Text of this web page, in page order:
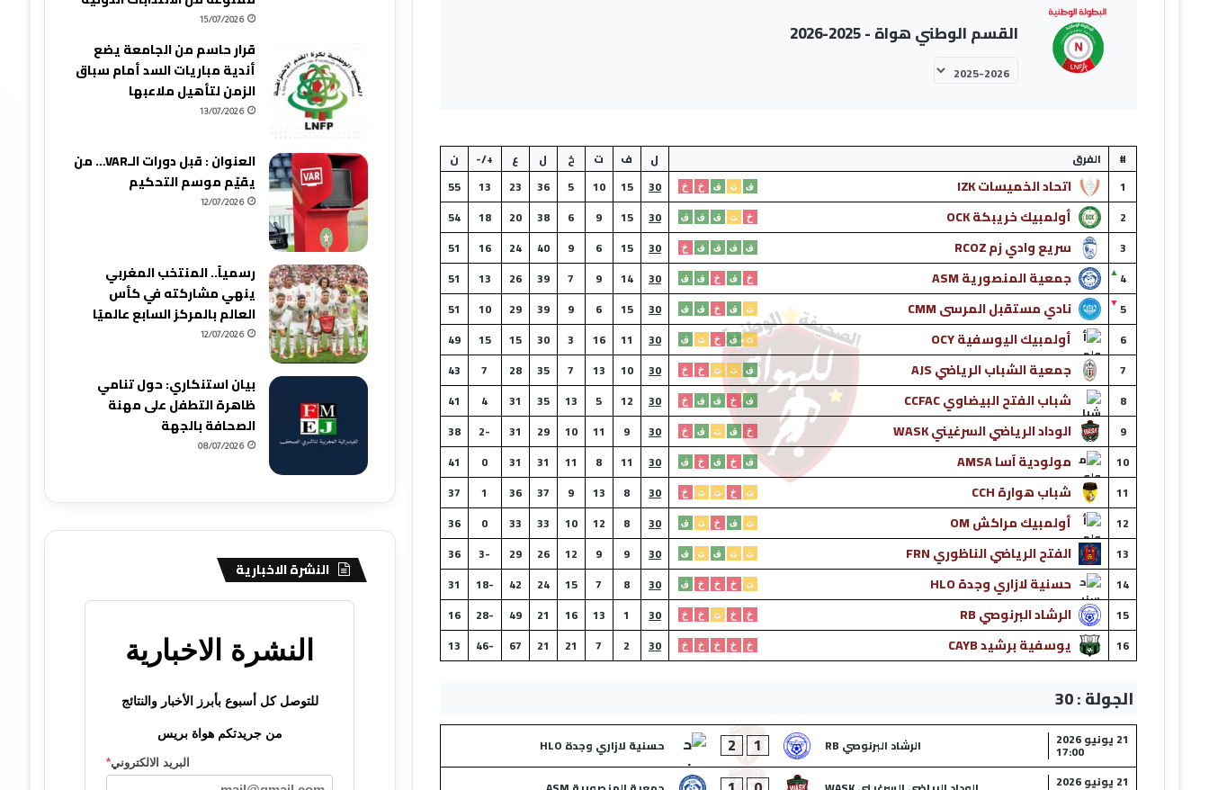
القسم الوطني هواة - 2025-2026
# الفرق ل ف ت خ ل ع +/-
ن
1
اتحاد الخميسات IZK ف ت ف خ خ 30
15
10
5
36
23
13
55
2
أولمبيك خريبكة OCK خ ت ف ف ف 30
15
9
6
38
20
18
54
3
سريع وادي زم RCOZ ف ف ف ف خ 30
15
6
9
40
24
16
51
4
▲ جمعية المنصورية ASM خ ف خ ف ف 30
14
9
7
39
26
13
51
5
▼ نادي مستقبل المرسى CMM ت ف خ ف ف 30
15
6
9
39
29
10
51
6
أولمبيك اليوسفية OCY ت ف خ ت ف 30
11
16
3
30
15
15
49
7
جمعية الشباب الرياضي AJS ف ت ت خ خ 30
10
13
7
35
28
7
43
8
شباب الفتح البيضاوي CCFAC ف خ ف ف خ 30
12
5
13
35
31
4
41
9
الوداد الرياضي السرغيني WASK خ ف ت ف خ 30
9
11
10
29
31
-2
38
10
مولودية آسا AMSA ف خ ف خ ف 30
11
8
11
31
31
0
41
11
شباب هوارة CCH ت خ ت ت خ 30
8
13
9
37
36
1
37
12
أولمبيك مراكش OM ت ف خ ت ف 30
8
12
10
33
33
0
36
13
الفتح الرياضي الناظوري FRN ت ت ف ت ف 30
9
9
12
26
29
-3
36
14
حسنية لازاري وجدة HLO ت خ خ خ ف 30
8
7
15
24
42
-18
31
15
الرشاد البرنوصي RB خ خ ت خ خ 30
1
13
16
21
49
-28
16
16
يوسفية برشيد CAYB خ خ خ خ خ 30
2
7
21
21
67
-46
13
الجولة : 30
21 يونيو 2026
17:00 الرشاد البرنوصي RB 1
2
حسنية لازاري وجدة HLO
21 يونيو 2026
15/07/2026
قرار حاسم من الجامعة يضع
أندية مباريات السد أمام سباق
الزمن لتأهيل ملاعبها
13/07/2026
العنوان : قبل دورات الـVAR… من
يقيّم موسم التحكيم
12/07/2026
رسمياً.. المنتخب المغربي
ينهي مشاركته في كأس
العالم بالمركز السابع عالميًا
12/07/2026
بيان استنكاري: حول تنامي
ظاهرة التطفل على مهنة
الصحافة بالجهة
08/07/2026
النشرة الاخبارية
النشرة الاخبارية
للتوصل كل أسبوع بأبرز الأخبار والنتائج
من جريدتكم هواة بريس
البريد الالكتروني*